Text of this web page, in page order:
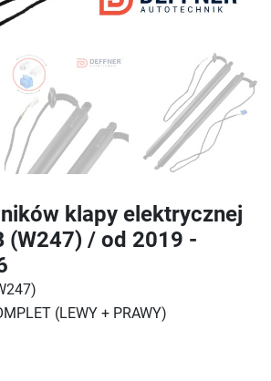
klapy elektrycznej
(W247) / od 2019 -
(LEWY + PRAWY)